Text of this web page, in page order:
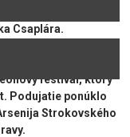
Csaplára.
ľudovej hudby
festival, ktorý
Podujatie ponúklo
Strokovského